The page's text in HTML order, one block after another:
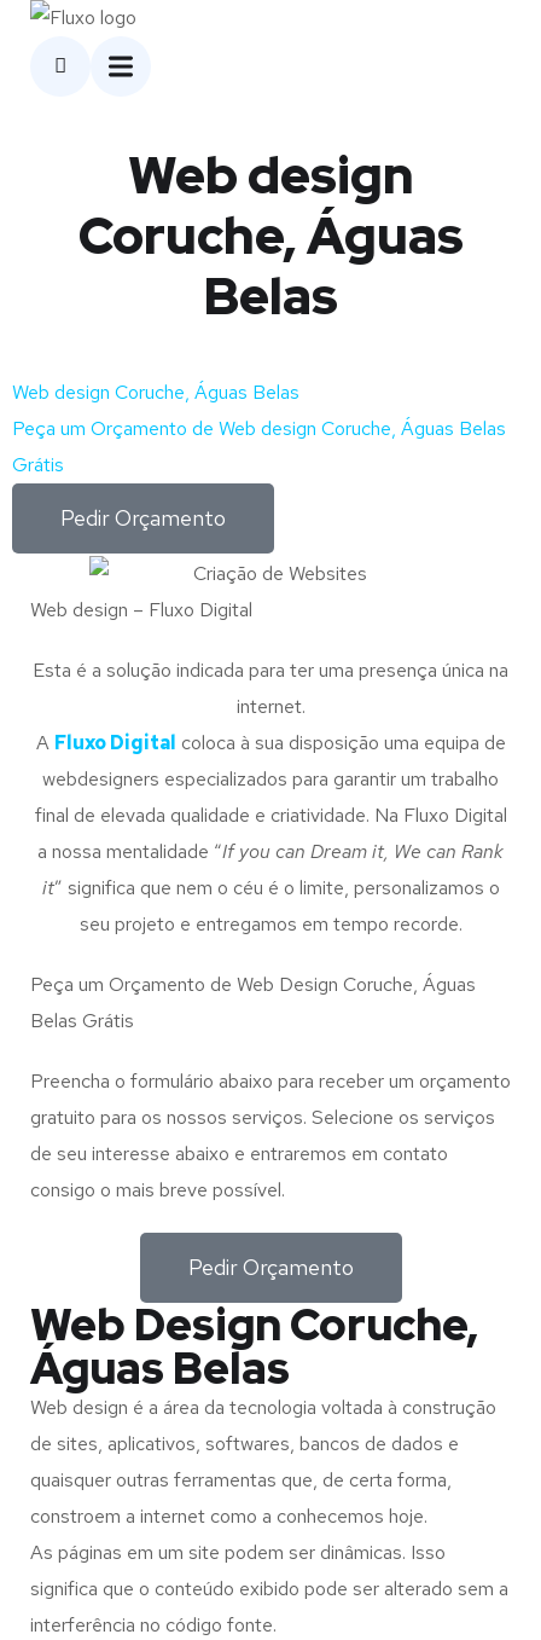
Web design
Coruche, Águas
Belas
Web design Coruche, Águas Belas
Peça um Orçamento de Web design Coruche, Águas Belas
Grátis
Pedir Orçamento
Web design – Fluxo Digital
Esta é a solução indicada para ter uma presença única na
internet.
A Fluxo Digital coloca à sua disposição uma equipa de
webdesigners especializados para garantir um trabalho
final de elevada qualidade e criatividade. Na Fluxo Digital
a nossa mentalidade “If you can Dream it, We can Rank
it” significa que nem o céu é o limite, personalizamos o
seu projeto e entregamos em tempo recorde.
Peça um Orçamento de Web Design Coruche, Águas
Belas Grátis
Preencha o formulário abaixo para receber um orçamento
gratuito para os nossos serviços. Selecione os serviços
de seu interesse abaixo e entraremos em contato
consigo o mais breve possível.
Pedir Orçamento
Web Design Coruche,
Águas Belas
Web design é a área da tecnologia voltada à construção
de sites, aplicativos, softwares, bancos de dados e
quaisquer outras ferramentas que, de certa forma,
constroem a internet como a conhecemos hoje.
As páginas em um site podem ser dinâmicas. Isso
significa que o conteúdo exibido pode ser alterado sem a
interferência no código fonte.